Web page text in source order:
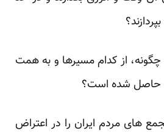
چگونه، از کدام مسیرها و به همت
حاصل شده است؟
های مردم ایران را در اعتراض